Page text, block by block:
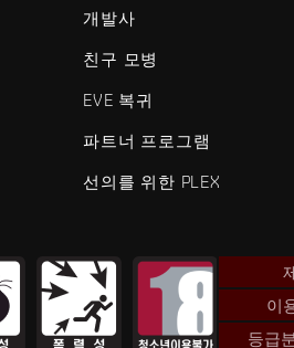
개발사
친구 모병
EVE 복귀
파트너 프로그램
선의를 위한 PLEX
이
등급